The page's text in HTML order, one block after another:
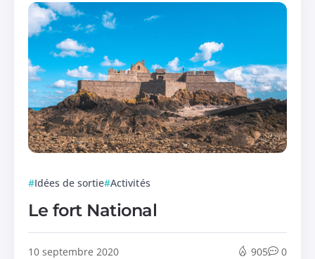
Idées de sortie Activités
Le fort National
10 septembre 2020 905 0